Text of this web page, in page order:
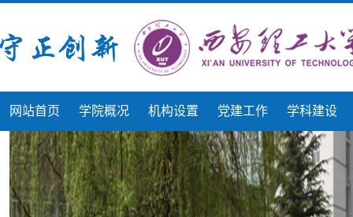
网站首页 学院概况 机构设置 党建工作 学科建设